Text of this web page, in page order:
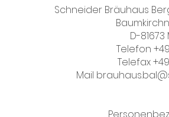
Schneider Bräuhaus
D-
Telefon
Telefax
Mail